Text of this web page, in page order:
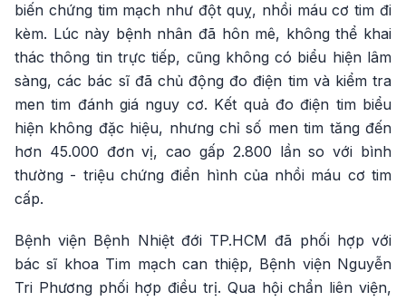
biến chứng tim mạch như đột quỵ, nhồi máu cơ tim đi
kèm. Lúc này bệnh nhân đã hôn mê, không thể khai
thác thông tin trực tiếp, cũng không có biểu hiện lâm
sàng, các bác sĩ đã chủ động đo điện tim và kiểm tra
men tim đánh giá nguy cơ. Kết quả đo điện tim biểu
hiện không đặc hiệu, nhưng chỉ số men tim tăng đến
hơn 45.000 đơn vị, cao gấp 2.800 lần so với bình
thường - triệu chứng điển hình của nhồi máu cơ tim
cấp.
Bệnh viện Bệnh Nhiệt đới TP.HCM đã phối hợp với
bác sĩ khoa Tim mạch can thiệp, Bệnh viện Nguyễn
Tri Phương phối hợp điều trị. Qua hội chẩn liên viện,